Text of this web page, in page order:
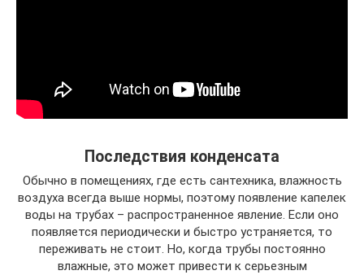
Последствия конденсата
Обычно в помещениях, где есть сантехника, влажность
воздуха всегда выше нормы, поэтому появление капелек
воды на трубах – распространенное явление. Если оно
появляется периодически и быстро устраняется, то
переживать не стоит. Но, когда трубы постоянно
влажные, это может привести к серьезным